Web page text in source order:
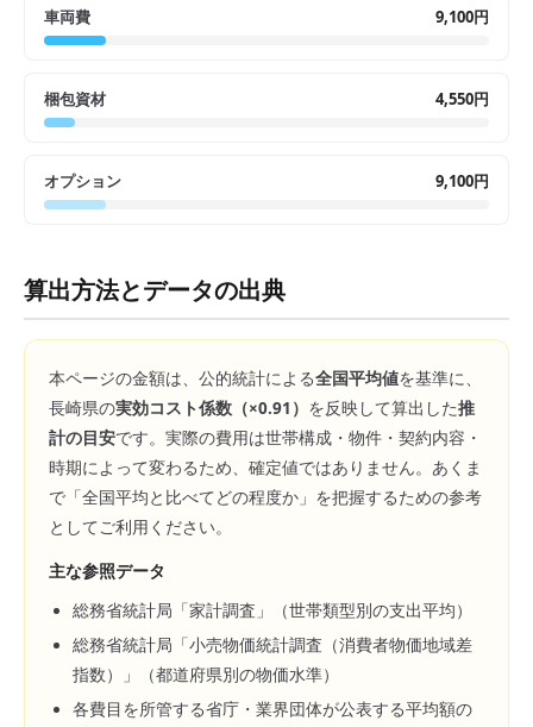
車両費 9,100円
梱包資材 4,550円
オプション 9,100円
算出方法とデータの出典
本ページの金額は、公的統計による全国平均値を基準に、
長崎県の実効コスト係数（×0.91 ） を反映して算出した推
計の目安です。実際の費用は世帯構成・物件・契約内容・
時期によって変わるため、確定値ではありません。あくま
で「全国平均と比べてどの程度か」を把握するための参考
としてご利用ください。
主な参照データ
総務省統計局「家計調査」（世帯類型別の支出平均）
総務省統計局「小売物価統計調査（消費者物価地域差
指数）」（都道府県別の物価水準）
各費目を所管する省庁・業界団体が公表する平均額の